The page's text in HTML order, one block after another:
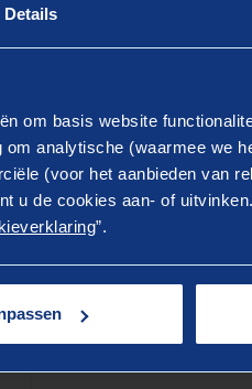
Details
om basis website
analytische (waarmee we
(voor het aanbieden van
u de cookies aan- of
”.
gaat meer
RAPPORT (PDF)